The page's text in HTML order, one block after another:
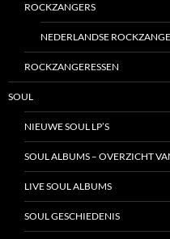
ROCKZANGERS
NEDERLANDSE
ROCKZANGERESSEN
SOUL
NIEUWE SOUL LP’S
SOUL ALBUMS – OVERZICHT
LIVE SOUL ALBUMS
SOUL GESCHIEDENIS